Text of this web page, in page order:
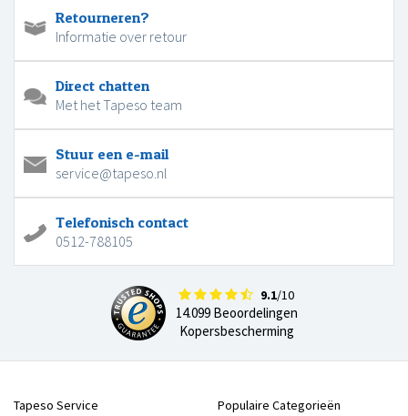
Retourneren?
Informatie over retour
Direct chatten
Met het Tapeso team
Stuur een e-mail
service@tapeso.nl
Telefonisch contact
0512-788105
9.1/10
14.099 Beoordelingen
Kopersbescherming
Tapeso Service
Populaire Categorieën